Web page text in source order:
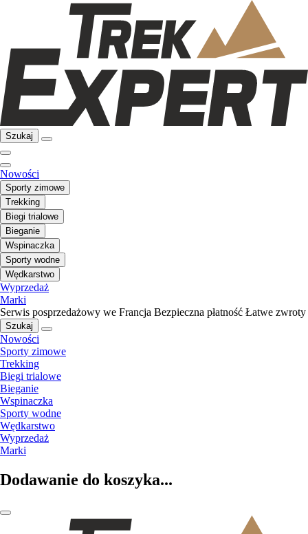
Szukaj
Nowości
Sporty zimowe
Trekking
Biegi trialowe
Bieganie
Wspinaczka
Sporty wodne
Wędkarstwo
Wyprzedaż
Marki
Serwis posprzedażowy we Francja Bezpieczna płatność Łatwe zwroty
Szukaj
Nowości
Sporty zimowe
Trekking
Biegi trialowe
Bieganie
Wspinaczka
Sporty wodne
Wędkarstwo
Wyprzedaż
Marki
Dodawanie do koszyka...